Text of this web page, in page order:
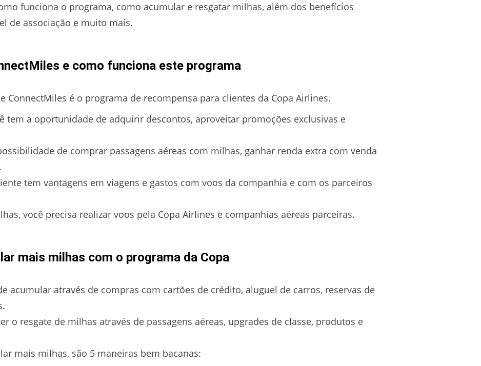
funciona o programa, como acumular e resgatar milhas, além dos benefícios
de associação e muito mais.
e como funciona este programa
ConnectMiles é o programa de recompensa para clientes da Copa Airlines.
tem a oportunidade de adquirir descontos, aproveitar promoções exclusivas e
de comprar passagens aéreas com milhas, ganhar renda extra com venda
tem vantagens em viagens e gastos com voos da companhia e com os parceiros
você precisa realizar voos pela Copa Airlines e companhias aéreas parceiras.
mais milhas com o programa da Copa
acumular através de compras com cartões de crédito, aluguel de carros, reservas de
o resgate de milhas através de passagens aéreas, upgrades de classe, produtos e
mais milhas, são 5 maneiras bem bacanas: